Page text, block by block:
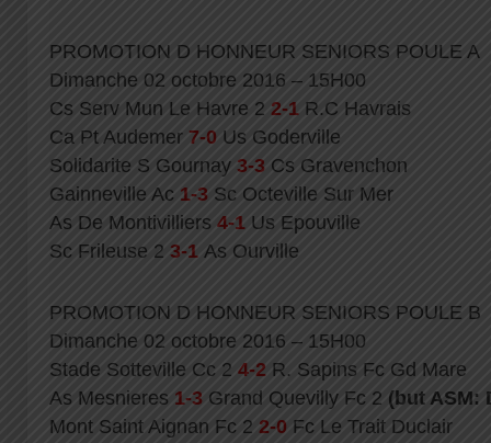
PROMOTION D HONNEUR SENIORS POULE A
Dimanche 02 octobre 2016 – 15H00
Cs Serv Mun Le Havre 2 2-1 R.C Havrais
Ca Pt Audemer 7-0 Us Goderville
Solidarite S Gournay 3-3 Cs Gravenchon
Gainneville Ac 1-3 Sc Octeville Sur Mer
As De Montivilliers 4-1 Us Epouville
Sc Frileuse 2 3-1 As Ourville
PROMOTION D HONNEUR SENIORS POULE B
Dimanche 02 octobre 2016 – 15H00
Stade Sotteville Cc 2 4-2 R. Sapins Fc Gd Mare
As Mesnieres 1-3 Grand Quevilly Fc 2 (but ASM:
Mont Saint Aignan Fc 2 2-0 Fc Le Trait Duclair